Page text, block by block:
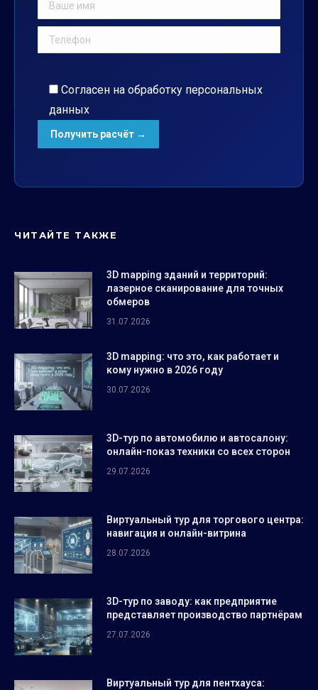
Согласен на обработку персональных
данных
ЧИТАЙТЕ ТАКЖЕ
3D mapping зданий и территорий:
лазерное сканирование для точных
обмеров
31.07.2026
3D mapping: что это, как работает и
кому нужно в 2026 году
30.07.2026
3D-тур по автомобилю и автосалону:
онлайн-показ техники со всех сторон
29.07.2026
Виртуальный тур для торгового центра:
навигация и онлайн-витрина
28.07.2026
3D-тур по заводу: как предприятие
представляет производство партнёрам
27.07.2026
Виртуальный тур для пентхауса: